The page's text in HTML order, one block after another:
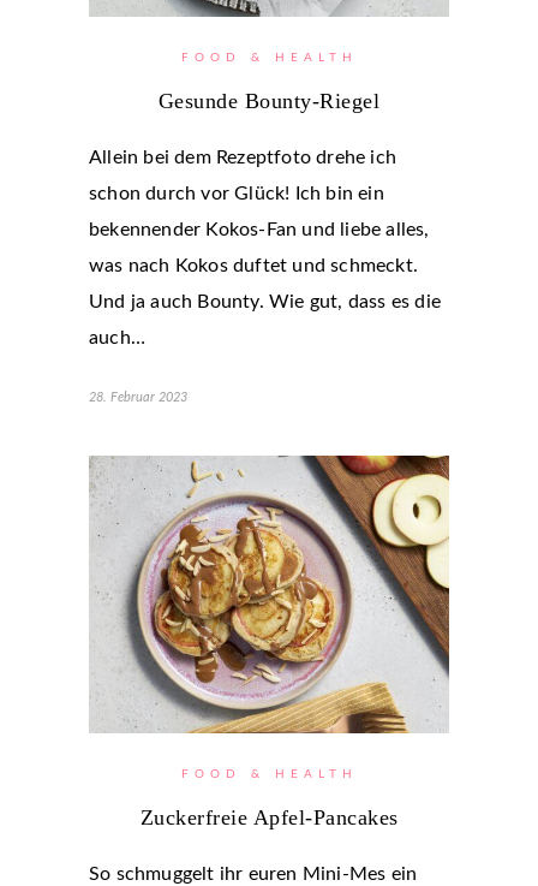
FOOD & HEALTH
Gesunde Bounty-Riegel
Allein bei dem Rezeptfoto drehe ich
schon durch vor Glück! Ich bin ein
bekennender Kokos-Fan und liebe alles,
was nach Kokos duftet und schmeckt.
Und ja auch Bounty. Wie gut, dass es die
auch…
28. Februar 2023
FOOD & HEALTH
Zuckerfreie Apfel-Pancakes
So schmuggelt ihr euren Mini-Mes ein